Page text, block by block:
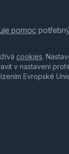
pomoc
cookies.
v nastavení
Evropské